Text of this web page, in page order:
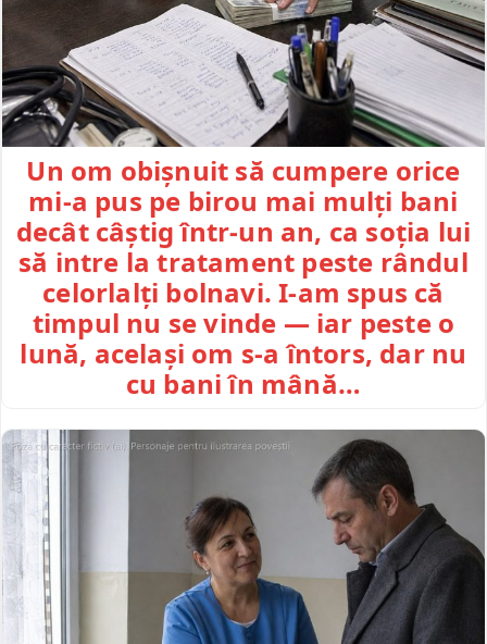
Un om obișnuit să cumpere orice
mi-a pus pe birou mai mulți bani
decât câștig într-un an, ca soția lui
să intre la tratament peste rândul
celorlalți bolnavi. I-am spus că
timpul nu se vinde — iar peste o
lună, același om s-a întors, dar nu
cu bani în mână…